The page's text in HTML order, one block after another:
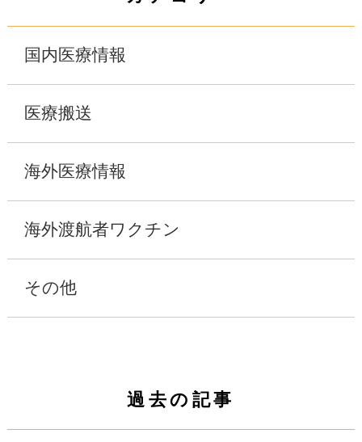
国内医療情報
医療搬送
海外医療情報
海外渡航者ワクチン
その他
過去の記事